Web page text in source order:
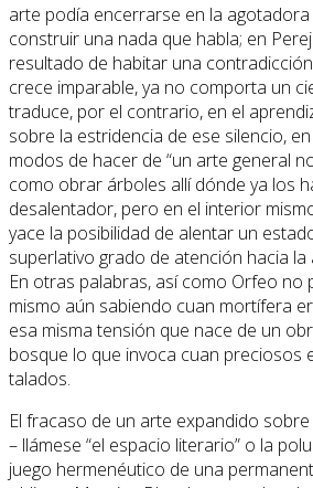
arte podía encerrarse en la agotadora
construir una nada que habla; en
resultado de habitar una
crece imparable, ya no comporta un
traduce, por el contrario, en el
sobre la estridencia de ese silencio,
modos de hacer de “un arte general
como obrar árboles allí dónde ya los
desalentador, pero en el interior
yace la posibilidad de alentar un
superlativo grado de atención hacia la
En otras palabras, así como Orfeo no
mismo aún sabiendo cuan mortífera
esa misma tensión que nace de un
bosque lo que invoca cuan preciosos
talados.
El fracaso de un arte expandido
– llámese “el espacio literario” o la
juego hermenéutico de una